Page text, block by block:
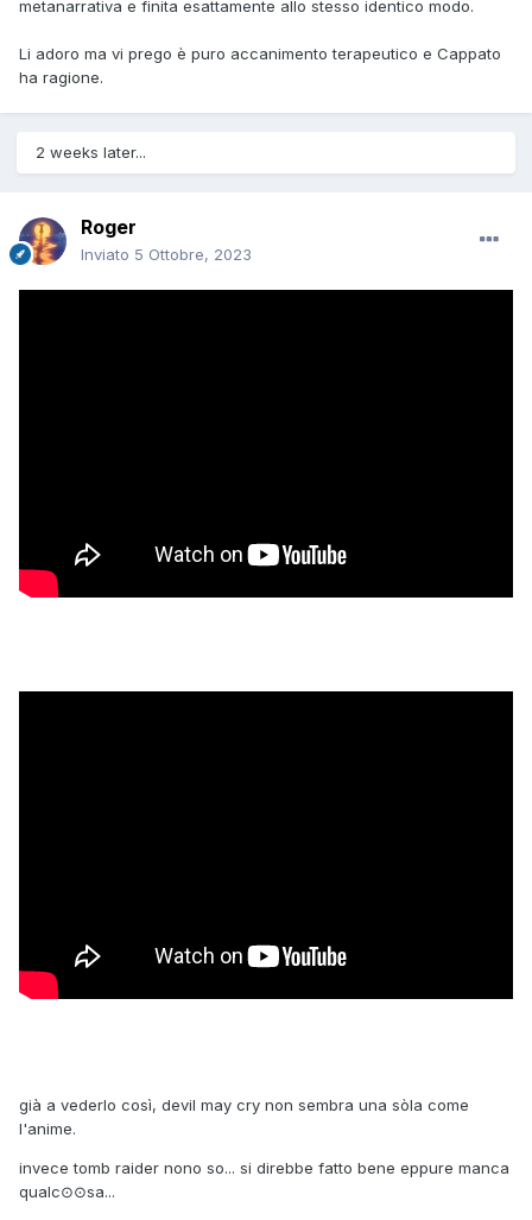
metanarrativa e finita esattamente allo stesso identico modo.
Li adoro ma vi prego è puro accanimento terapeutico e Cappato
ha ragione.
2 weeks later...
Roger
Inviato 5 Ottobre, 2023
già a vederlo così, devil may cry non sembra una sòla come
l'anime.
invece tomb raider nono so... si direbbe fatto bene eppure manca
qualc⊙⊙sa...